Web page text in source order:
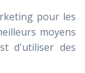
pour les
moyens
d'utiliser des